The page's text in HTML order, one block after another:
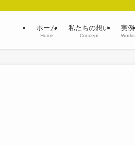
ホーム
Home
私たちの想い
Concept
実例
Works